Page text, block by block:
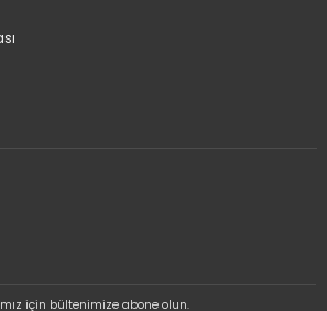
için bültenimize abone olun.